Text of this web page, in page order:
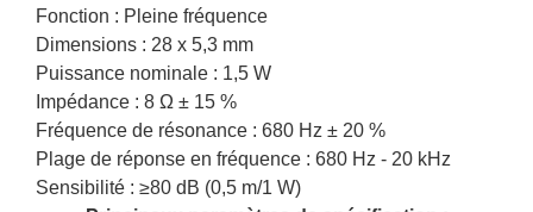
Fonction : Pleine fréquence
Dimensions : 28 x 5,3 mm
Puissance nominale : 1,5 W
Impédance : 8 Ω ± 15 %
Fréquence de résonance : 680 Hz ± 20 %
Plage de réponse en fréquence : 680 Hz - 20 kHz
Sensibilité : ≥80 dB (0,5 m/1 W)